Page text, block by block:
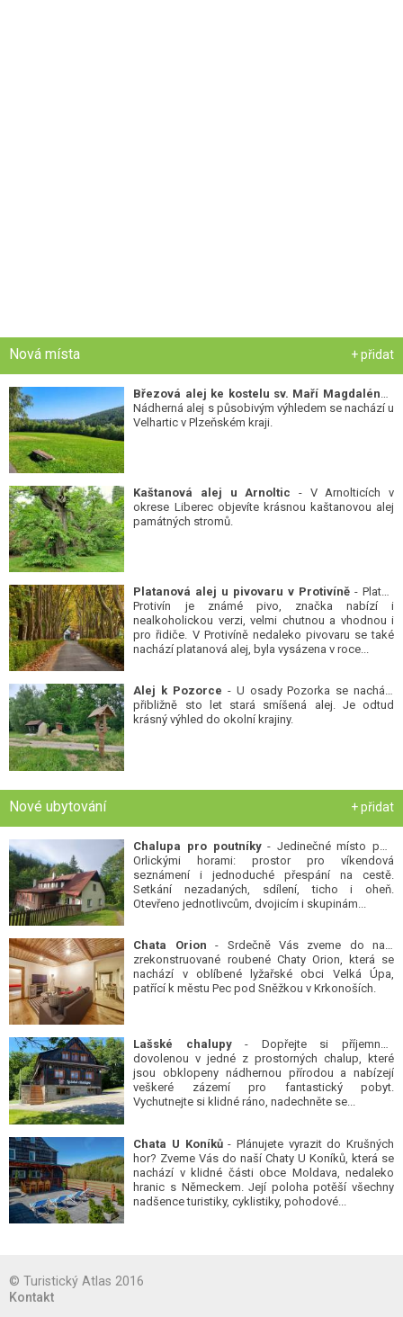
Nová místa + přidat
Nádherná alej s působivým výhledem se nachází u
Velhartic v Plzeňském kraji.
Kaštanová alej u Arnoltic - V Arnolticích v
okrese Liberec objevíte krásnou kaštanovou alej
památných stromů.
Platanová alej u pivovaru v Protivíně - Platan
Protivín je známé pivo, značka nabízí i
nealkoholickou verzi, velmi chutnou a vhodnou i
pro řidiče. V Protivíně nedaleko pivovaru se také
nachází platanová alej, byla vysázena v roce...
Alej k Pozorce - U osady Pozorka se nachází
přibližně sto let stará smíšená alej. Je odtud
krásný výhled do okolní krajiny.
Nové ubytování + přidat
Chalupa pro poutníky- Jedinečné místo pod
Orlickými horami: prostor pro víkendová
seznámení i jednoduché přespání na cestě.
Setkání nezadaných, sdílení, ticho i oheň.
Otevřeno jednotlivcům, dvojicím i skupinám...
Chata Orion - Srdečně Vás zveme do naší
zrekonstruované roubené Chaty Orion, která se
nachází v oblíbené lyžařské obci Velká Úpa,
patřící k městu Pec pod Sněžkou v Krkonoších.
Lašské chalupy- Dopřejte si příjemnou
dovolenou v jedné z prostorných chalup, které
jsou obklopeny nádhernou přírodou a nabízejí
veškeré zázemí pro fantastický pobyt.
Vychutnejte si klidné ráno, nadechněte se...
Chata U Koníků- Plánujete vyrazit do Krušných
hor? Zveme Vás do naší Chaty U Koníků, která se
nachází v klidné části obce Moldava, nedaleko
hranic s Německem. Její poloha potěší všechny
nadšence turistiky, cyklistiky, pohodové...
© Turistický Atlas 2016
Kontakt